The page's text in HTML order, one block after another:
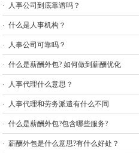
人事公司到底靠谱吗？
什么是人事机构？
人事公司可靠吗？
什么是薪酬外包? 如何做到薪酬优化
人事代理什么意思？
人事代理和劳务派遣有什么不同
什么是薪酬外包?包含哪些服务?
薪酬外包是什么意思?有什么好处？